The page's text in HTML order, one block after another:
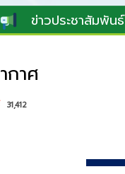
ข่าวประชาสัมพันธ์
กาศ
31,412